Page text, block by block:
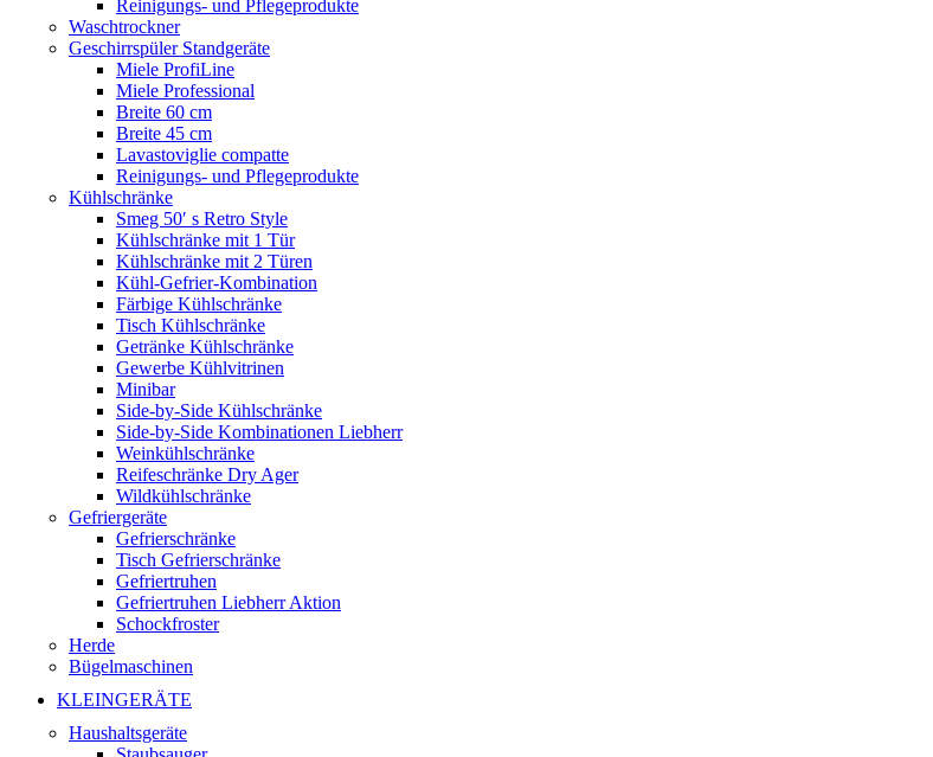
Reinigungs- und Pflegeprodukte
Waschtrockner
Geschirrspüler Standgeräte
Miele ProfiLine
Miele Professional
Breite 60 cm
Breite 45 cm
Lavastoviglie compatte
Reinigungs- und Pflegeprodukte
Kühlschränke
Smeg 50′ s Retro Style
Kühlschränke mit 1 Tür
Kühlschränke mit 2 Türen
Kühl-Gefrier-Kombination
Färbige Kühlschränke
Tisch Kühlschränke
Getränke Kühlschränke
Gewerbe Kühlvitrinen
Minibar
Side-by-Side Kühlschränke
Side-by-Side Kombinationen Liebherr
Weinkühlschränke
Reifeschränke Dry Ager
Wildkühlschränke
Gefriergeräte
Gefrierschränke
Tisch Gefrierschränke
Gefriertruhen
Gefriertruhen Liebherr Aktion
Schockfroster
Herde
Bügelmaschinen
KLEINGERÄTE
Haushaltsgeräte